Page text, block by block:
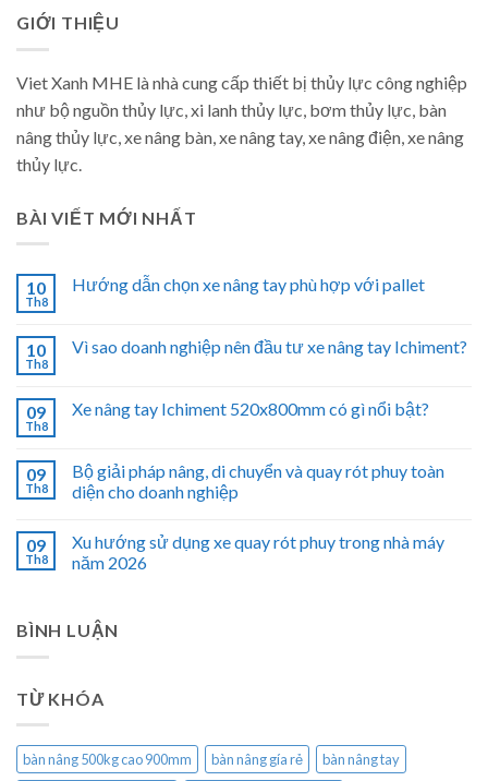
GIỚI THIỆU
Viet Xanh MHE là nhà cung cấp thiết bị thủy lực công nghiệp
như bộ nguồn thủy lực, xi lanh thủy lực, bơm thủy lực, bàn
nâng thủy lực, xe nâng bàn, xe nâng tay, xe nâng điện, xe nâng
thủy lực.
BÀI VIẾT MỚI NHẤT
10
Th8
Hướng dẫn chọn xe nâng tay phù hợp với pallet
10
Th8
Vì sao doanh nghiệp nên đầu tư xe nâng tay Ichiment?
09
Th8
Xe nâng tay Ichiment 520x800mm có gì nổi bật?
09
Th8
Bộ giải pháp nâng, di chuyển và quay rót phuy toàn
diện cho doanh nghiệp
09
Th8
Xu hướng sử dụng xe quay rót phuy trong nhà máy
năm 2026
BÌNH LUẬN
TỪ KHÓA
bàn nâng 500kg cao 900mm bàn nâng gía rẻ
bàn nâng tay